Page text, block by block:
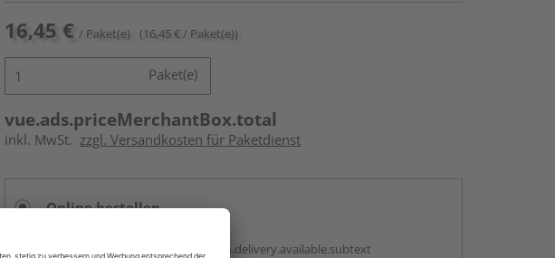
16,45 € / Paket(e) (16,45 € / Paket(e))
Paket(e)
vue.ads.priceMerchantBox.total
inkl. MwSt. zzgl. Versandkosten für Paketdienst
Online bestellen
vue.ads.priceMerchantBox.option.delivery.available.subtext